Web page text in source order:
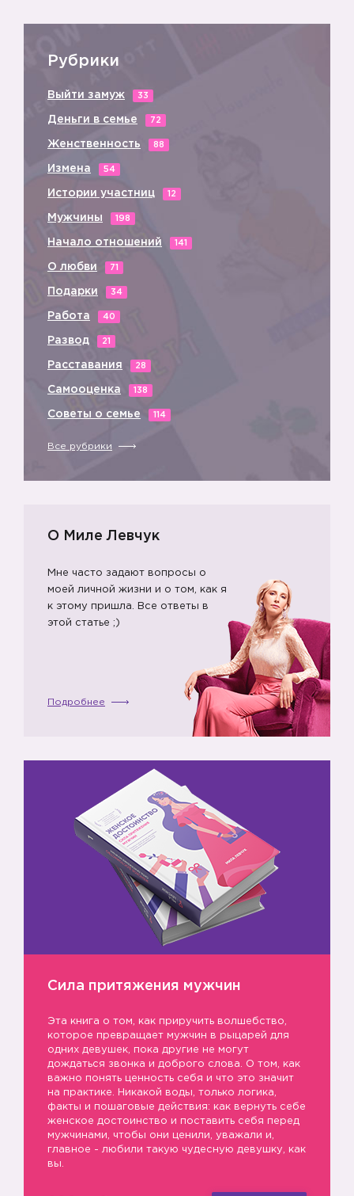
3️⃣
4️⃣
Рубрики
Выйти замуж 33
Деньги в семье 72
Женственность 88
Измена 54
Истории участниц 12
Мужчины 198
Начало отношений 141
О любви 71
Подарки 34
Работа 40
Развод 21
Расставания 28
Самооценка 138
Советы о семье 114
Все рубрики
О Миле Левчук
Мне часто задают вопросы о
моей личной жизни и о том, как я
к этому пришла. Все ответы в
этой статье ;)
Подробнее
Сила притяжения мужчин
Эта книга о том, как приручить волшебство,
которое превращает мужчин в рыцарей для
одних девушек, пока другие не могут
дождаться звонка и доброго слова. О том, как
важно понять ценность себя и что это значит
на практике. Никакой воды, только логика,
факты и пошаговые действия: как вернуть себе
женское достоинство и поставить себя перед
мужчинами, чтобы они ценили, уважали и,
главное - любили такую чудесную девушку, как
вы.